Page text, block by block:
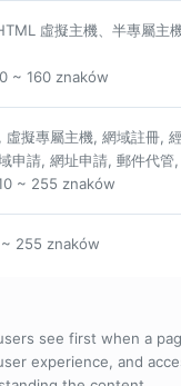
虛擬主機、半專屬主
~ 160 znaków
擬專屬主機, 網域註冊,
請, 網址申請, 郵件代管
~ 255 znaków
~ 255 znaków
see first when a
experience, and